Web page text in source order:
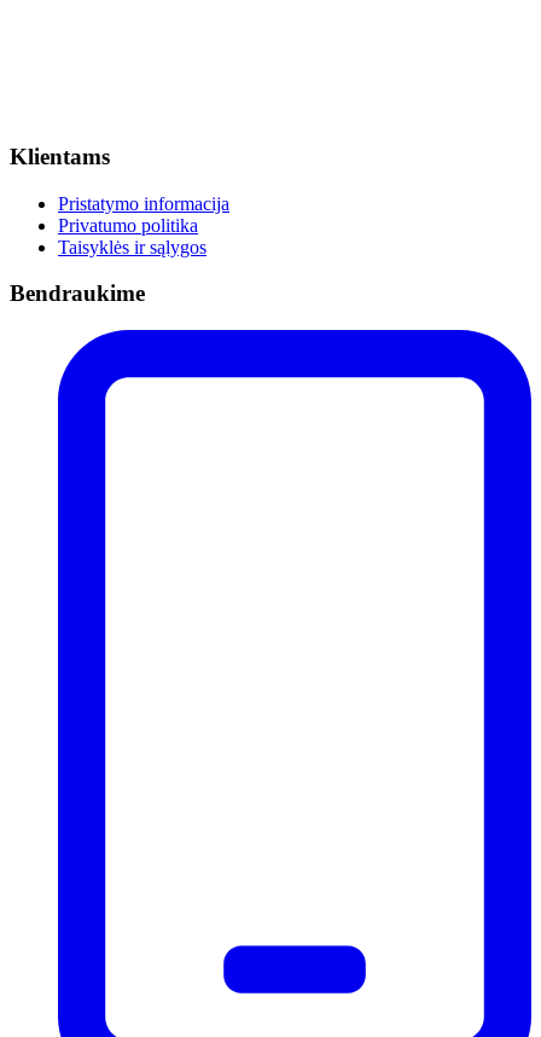
Klientams
Pristatymo informacija
Privatumo politika
Taisyklės ir sąlygos
Bendraukime